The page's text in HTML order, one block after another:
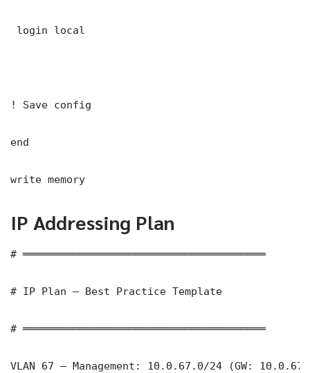
login local
! Save config
end
write memory
IP Addressing Plan
# ═══════════════════════════════════════
# IP Plan — Best Practice Template
# ═══════════════════════════════════════
VLAN 67 — Management: 10.0.67.0/24 (GW: